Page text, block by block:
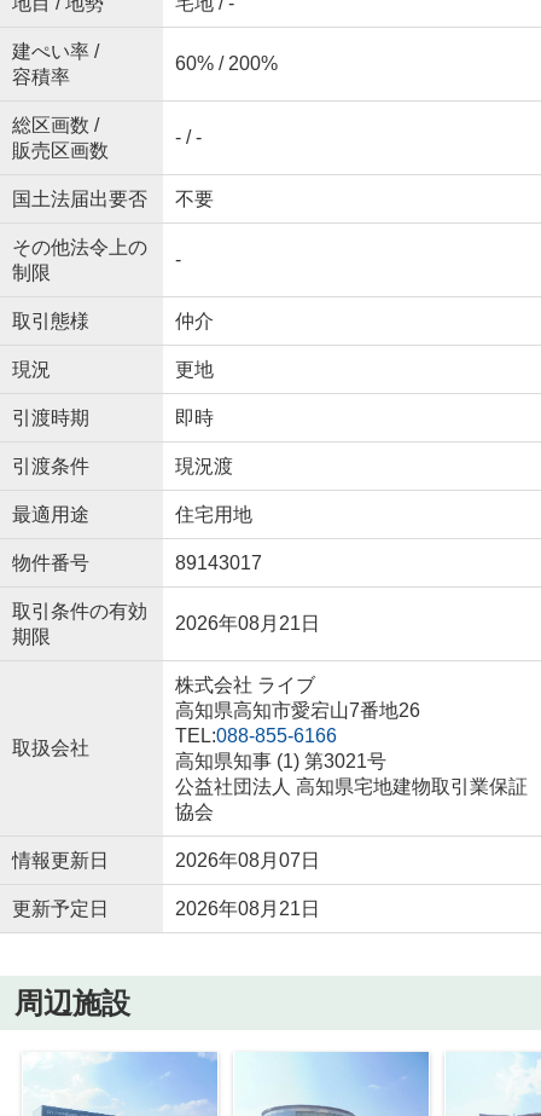
建ぺい率 /
容積率
60% / 200%
総区画数 /
販売区画数
- / -
国土法届出要否 不要
その他法令上の
制限
-
取引態様 仲介
現況 更地
引渡時期 即時
引渡条件 現況渡
最適用途 住宅用地
物件番号 89143017
取引条件の有効
期限
2026年08月21日
取扱会社
株式会社 ライブ
高知県高知市愛宕山7番地26
TEL:088-855-6166
高知県知事 (1) 第3021号
公益社団法人 高知県宅地建物取引業保証
協会
情報更新日 2026年08月07日
更新予定日 2026年08月21日
周辺施設